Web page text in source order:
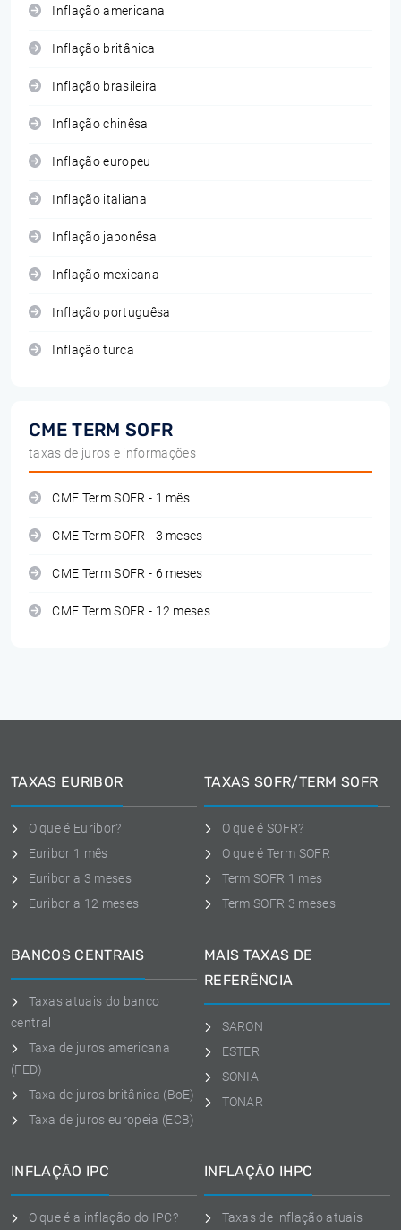
Inflação americana
Inflação britânica
Inflação brasileira
Inflação chinêsa
Inflação europeu
Inflação italiana
Inflação japonêsa
Inflação mexicana
Inflação portuguêsa
Inflação turca
CME TERM SOFR
taxas de juros e informações
CME Term SOFR - 1 mês
CME Term SOFR - 3 meses
CME Term SOFR - 6 meses
CME Term SOFR - 12 meses
TAXAS EURIBOR
O que é Euribor?
Euribor 1 mês
Euribor a 3 meses
Euribor a 12 meses
TAXAS SOFR/TERM SOFR
O que é SOFR?
O que é Term SOFR
Term SOFR 1 mes
Term SOFR 3 meses
BANCOS CENTRAIS
Taxas atuais do banco
central
Taxa de juros americana
(FED)
Taxa de juros britânica (BoE)
Taxa de juros europeia (ECB)
MAIS TAXAS DE
REFERÊNCIA
SARON
ESTER
SONIA
TONAR
INFLAÇÃO IPC
O que é a inflação do IPC?
INFLAÇÃO IHPC
Taxas de inflação atuais